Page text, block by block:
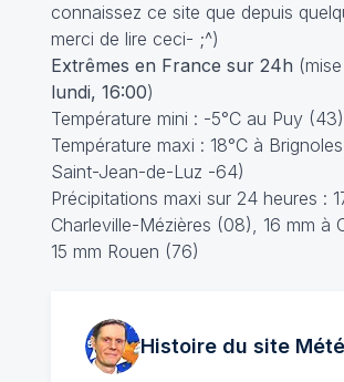
connaissez ce site que depuis
merci de lire ceci- ;^)
Extrêmes en France sur 24h
lundi, 16:00)
Température mini : -5°C au Puy (43)
Température maxi : 18°C à
Saint-Jean-de-Luz -64)
Précipitations maxi sur 24 heures :
Charleville-Mézières (08), 16 mm à
15 mm Rouen (76)
Histoire du site